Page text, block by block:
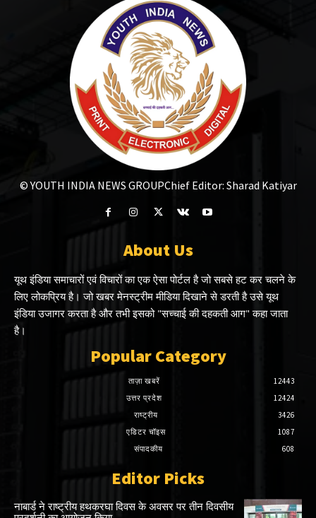
© YOUTH INDIA NEWS GROUPChief Editor: Sharad Katiyar
About Us
यूथ इंडिया समाचारों एवं विचारों का एक ऐसा पोर्टल है जो सबसे हट कर चलने के
लिए लोकप्रिय है। जो खबर मेनस्ट्रीम मीडिया दिखाने से डरती है उसे यूथ
इंडिया उजागर करता है और तभी इसको "सच्चाई की दहकती आग" कहा जाता
है।
Popular Category
ताज़ा खबरें
12443
उत्तर प्रदेश
12424
राष्ट्रीय
3426
एडिटर चॉइस
1087
संपादकीय
608
Editor Picks
नाबार्ड ने राष्ट्रीय हथकरघा दिवस के अवसर पर तीन दिवसीय